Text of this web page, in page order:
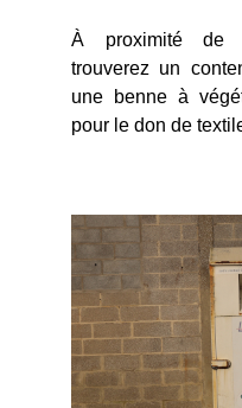
À proximité de
trouverez un
une benne à
pour le don de